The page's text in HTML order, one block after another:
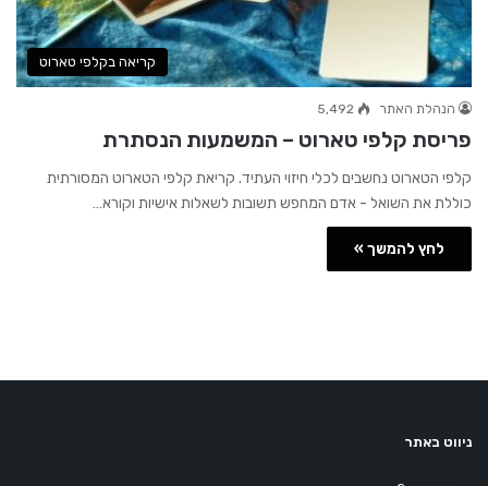
קריאה בקלפי טארוט
הנהלת האתר 5,492
פריסת קלפי טארוט – המשמעות הנסתרת
קלפי הטארוט נחשבים לכלי חיזוי העתיד. קריאת קלפי הטארוט המסורתית
כוללת את השואל - אדם המחפש תשובות לשאלות אישיות וקורא…
לחץ להמשך »
ניווט באתר